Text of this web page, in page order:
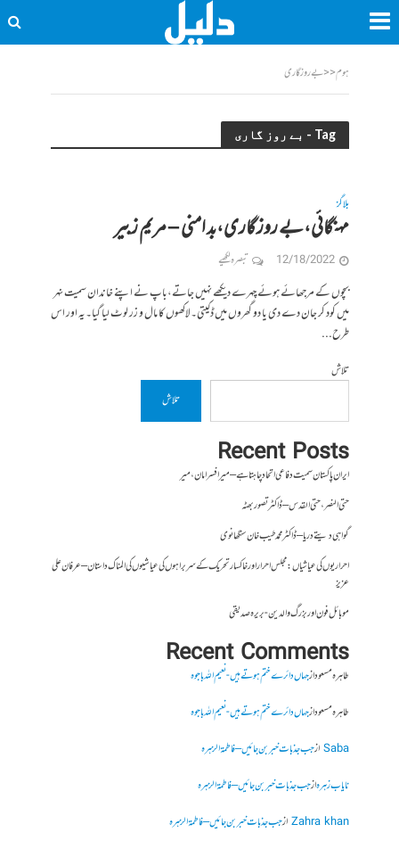
ہوم<<بے روز گاری
Tag - بے روز گاری
بلاگز
مہنگائی،بے روز گاری،بد امنی‎‎ – مریم زبیر
12/18/2022 تبصرہ لکھیے
بچوں کے مرجھائے ہوئے چہرے دیکھے نہیں جاتے،باپ نے اپنے خاندان سمیت نہر
میں کود کر جان دے دی یا دو گھروں میں ڈکیتی۔لاکھوں کا مال و زر لوٹ لیا گیا۔یہ اور اس
طرح...
تلاش
تلاش
Recent Posts
ایران پاکستان سمیت دفاعی اتحاد چاہتا ہے – میر افسر امان،میر
حتی النصر ، حتی القدس – ڈاکٹر تصور بھٹہ
گواہی دیتے دریا – ڈاکٹر محمد طیب خان سنگھانوی
احراریوں کی عیاشیاں : مجلس احرار اور خاکسار تحریک کے سربراہوں کی عیاشیوں کی المناک داستان – عرفان علی
عزیز
موبائل فون اور بزرگ والدین- بریرہ صدیقی
Recent Comments
طاہرہ مسعودازجہاں دائرے ختم ہوتے ہیں- نعیم اللہ باجوہ
طاہرہ مسعودازجہاں دائرے ختم ہوتے ہیں- نعیم اللہ باجوہ
Sabaازجب جذبات خبر بن جائیں – فاطمۃالزہرہ
نایاب زہرہازجب جذبات خبر بن جائیں – فاطمۃالزہرہ
Zahra khanازجب جذبات خبر بن جائیں – فاطمۃالزہرہ